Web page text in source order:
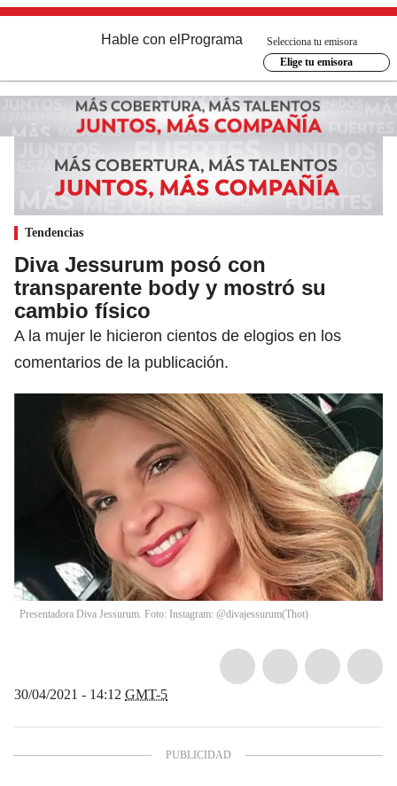
Hable con el Programa
Selecciona tu emisora
Elige tu emisora
Tendencias
Diva Jessurum posó con
transparente body y mostró su
cambio físico
A la mujer le hicieron cientos de elogios en los
comentarios de la publicación.
Presentadora Diva Jessurum. Foto: Instagram: @divajessurum(Thot)
30/04/2021 - 14:12 GMT-5